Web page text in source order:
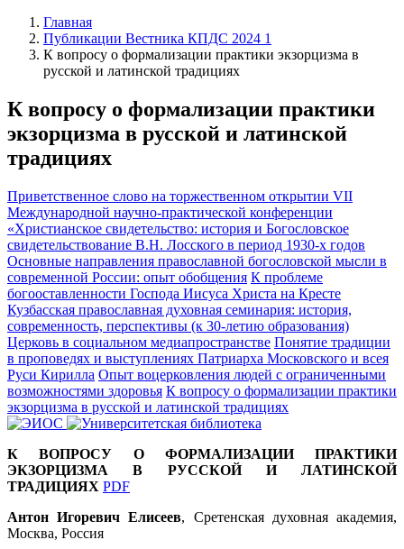
Главная
Публикации Вестника КПДС 2024 1
К вопросу о формализации практики экзорцизма в
русской и латинской традициях
К вопросу о формализации практики
экзорцизма в русской и латинской
традициях
Приветственное слово на торжественном открытии VII
Международной научно-практической конференции
«Христианское свидетельство: история и Богословское
свидетельствование В.Н. Лосского в период 1930-х годов
Основные направления православной богословской мысли в
современной России: опыт обобщения К проблеме
богооставленности Господа Иисуса Христа на Кресте
Кузбасская православная духовная семинария: история,
современность, перспективы (к 30-летию образования)
Церковь в социальном медиапространстве Понятие традиции
в проповедях и выступлениях Патриарха Московского и всея
Руси Кирилла Опыт воцерковления людей с ограниченными
возможностями здоровья К вопросу о формализации практики
экзорцизма в русской и латинской традициях
К ВОПРОСУ О ФОРМАЛИЗАЦИИ ПРАКТИКИ
ЭКЗОРЦИЗМА В РУССКОЙ И ЛАТИНСКОЙ
ТРАДИЦИЯХ PDF
Антон Игоревич Елисеев, Сретенская духовная академия,
Москва, Россия